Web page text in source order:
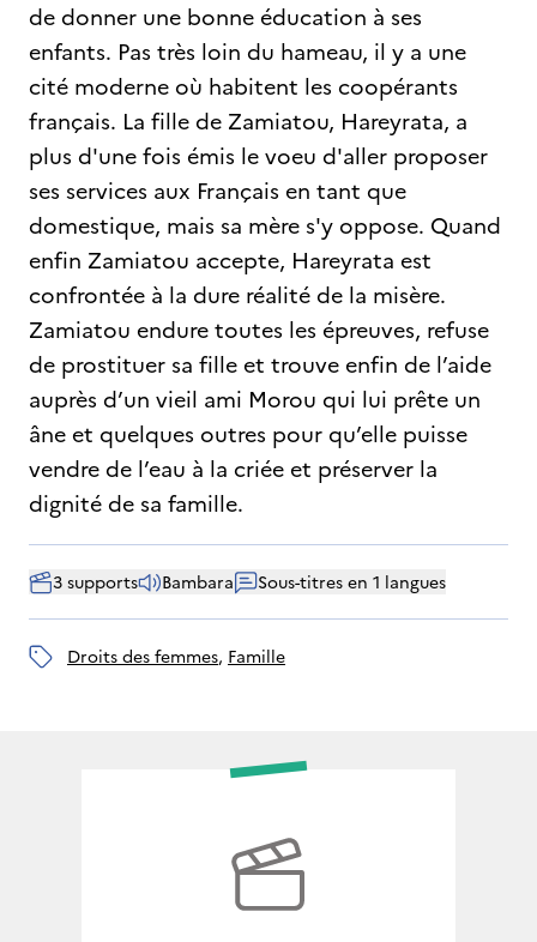
de donner une bonne éducation à ses
enfants. Pas très loin du hameau, il y a une
cité moderne où habitent les coopérants
français. La fille de Zamiatou, Hareyrata, a
plus d'une fois émis le voeu d'aller proposer
ses services aux Français en tant que
domestique, mais sa mère s'y oppose. Quand
enfin Zamiatou accepte, Hareyrata est
confrontée à la dure réalité de la misère.
Zamiatou endure toutes les épreuves, refuse
de prostituer sa fille et trouve enfin de l’aide
auprès d’un vieil ami Morou qui lui prête un
âne et quelques outres pour qu’elle puisse
vendre de l’eau à la criée et préserver la
dignité de sa famille.
3 supports Bambara Sous-titres en 1 langues
droits des femmes, famille